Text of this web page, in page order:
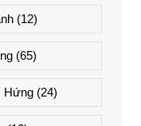
(12)
(65)
Hứng(24)